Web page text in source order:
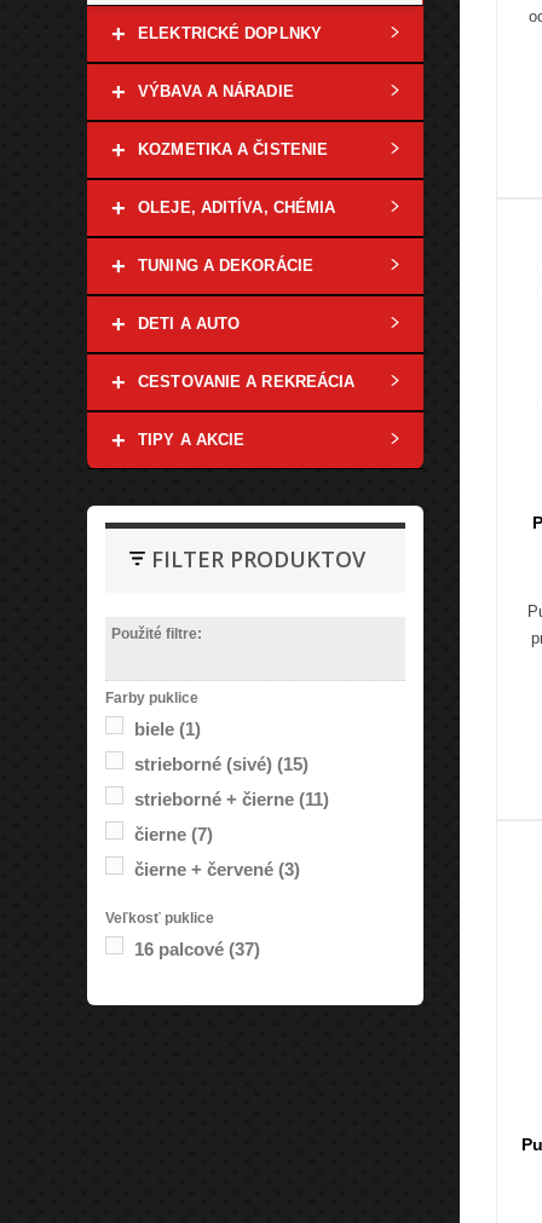
+ ELEKTRICKÉ DOPLNKY
+ VÝBAVA A NÁRADIE
+ KOZMETIKA A ČISTENIE
+ OLEJE, ADITÍVA, CHÉMIA
+ TUNING A DEKORÁCIE
+ DETI A AUTO
+ CESTOVANIE A REKREÁCIA
+ TIPY A AKCIE
FILTER PRODUKTOV
Použité filtre:
Farby puklice
biele (1)
strieborné (sivé) (15)
strieborné + čierne (11)
čierne (7)
čierne + červené (3)
Veľkosť puklice
16 palcové (37)